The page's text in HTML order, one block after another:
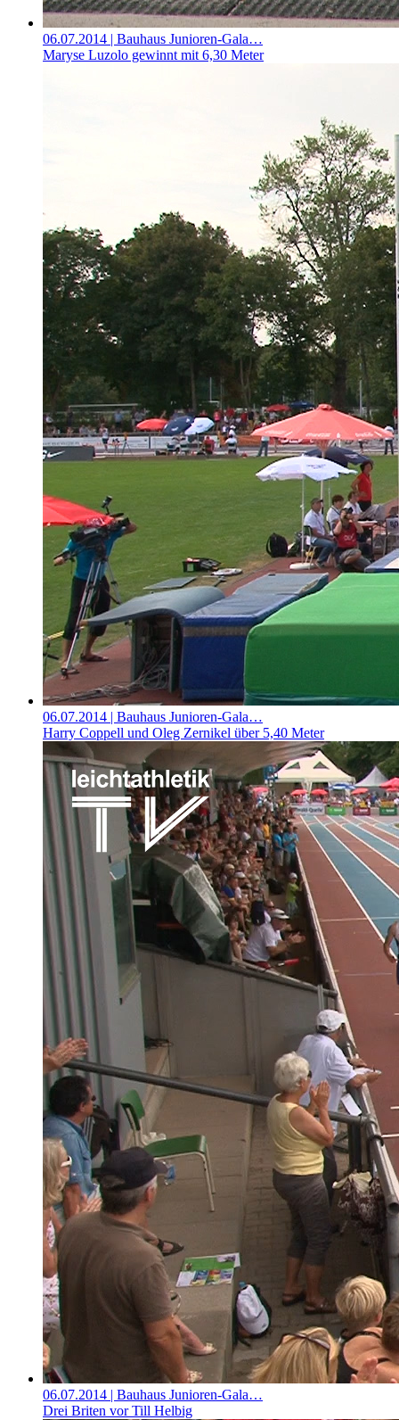
06.07.2014 | Bauhaus Junioren-Gala…
Maryse Luzolo gewinnt mit 6,30 Meter
06.07.2014 | Bauhaus Junioren-Gala…
Harry Coppell und Oleg Zernikel über 5,40 Meter
06.07.2014 | Bauhaus Junioren-Gala…
Drei Briten vor Till Helbig